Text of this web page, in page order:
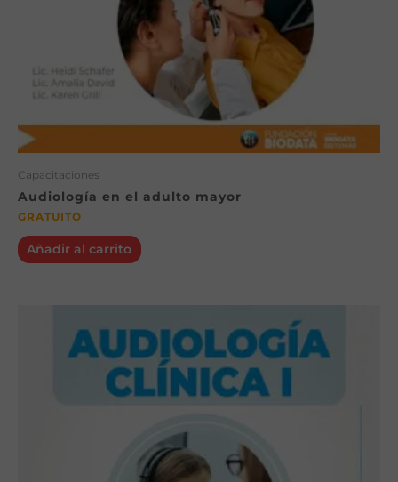
Capacitaciones
Audiología en el adulto mayor
GRATUITO
Añadir al carrito